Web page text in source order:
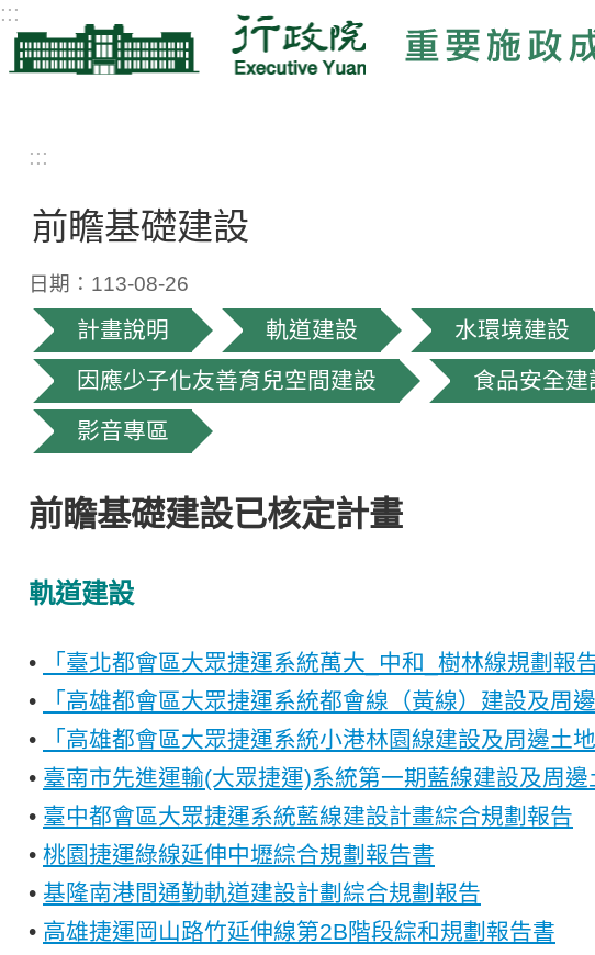
:::
:::
前瞻基礎建設
日期：113-08-26
計畫說明 軌道建設 水環境建設
因應少子化友善育兒空間建設
食品安全建
影音專區
前瞻基礎建設已核定計畫
軌道建設
•
「臺北都會區大眾捷運系統萬大_中和_樹林線規劃
•
「高雄都會區大眾捷運系統都會線（黃線）建設及周
•
「高雄都會區大眾捷運系統小港林園線建設及周邊土
• 臺南市先進運輸(大眾捷運)系統第一期藍線建設及周
• 臺中都會區大眾捷運系統藍線建設計畫綜合規劃報告
• 桃園捷運綠線延伸中壢綜合規劃報告書
• 基隆南港間通勤軌道建設計劃綜合規劃報告
• 高雄捷運岡山路竹延伸線第2B階段綜和規劃報告書